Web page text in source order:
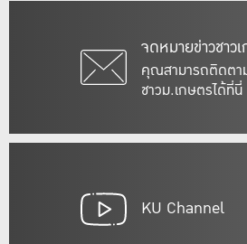
จดหมายข่าวชาว
คุณสามารถติดตา
ชาวม.เกษตรได้ที่นี่
KU Channel